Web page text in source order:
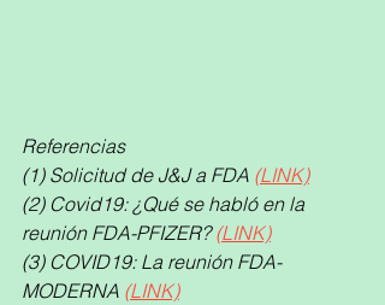
Referencias
(1) Solicitud de J&J a FDA (LINK)
(2) Covid19: ¿Qué se habló en la
reunión FDA-PFIZER? (LINK)
(3) COVID19: La reunión FDA-
MODERNA (LINK)